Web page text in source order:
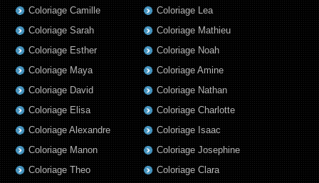
Coloriage Camille
Coloriage Sarah
Coloriage Esther
Coloriage Maya
Coloriage David
Coloriage Elisa
Coloriage Alexandre
Coloriage Manon
Coloriage Theo
Coloriage Lea
Coloriage Mathieu
Coloriage Noah
Coloriage Amine
Coloriage Nathan
Coloriage Charlotte
Coloriage Isaac
Coloriage Josephine
Coloriage Clara